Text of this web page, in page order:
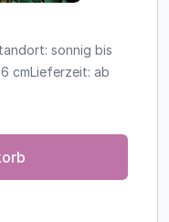
sonnig bis
cmLieferzeit: ab